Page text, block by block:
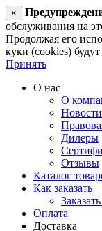
×
обслуживания на
Продолжая его
куки (cookies)
Принять
О нас
О
Новости
Дилеры
Отзывы
Каталог
Как заказать
Оплата
Доставка